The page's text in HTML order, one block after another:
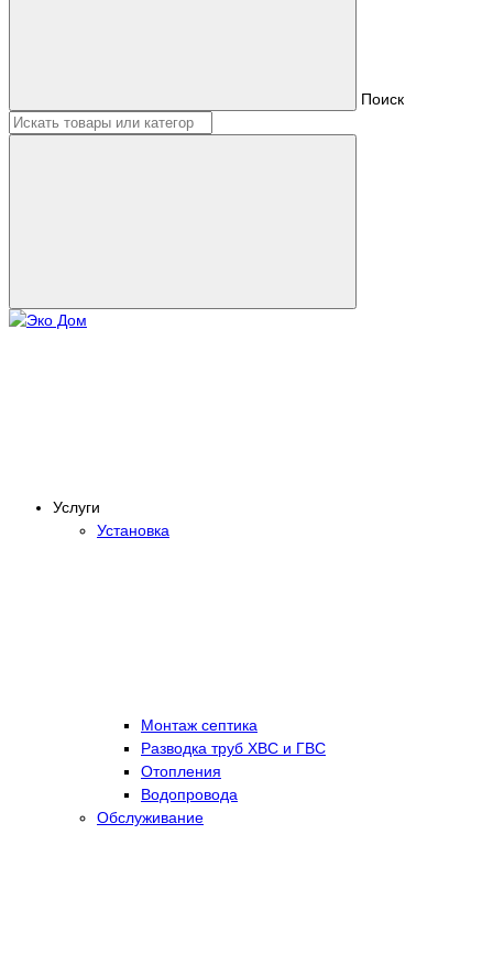
Поиск
Услуги
Установка
Монтаж септика
Разводка труб ХВС и ГВС
Отопления
Водопровода
Обслуживание